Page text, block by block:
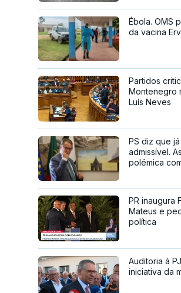
Ébola. OMS
da vacina
Partidos
Montenegro
Luís Neves
PS diz que
admissível.
polémica
PR inaugura
Mateus e
política
Auditoria à
iniciativa da